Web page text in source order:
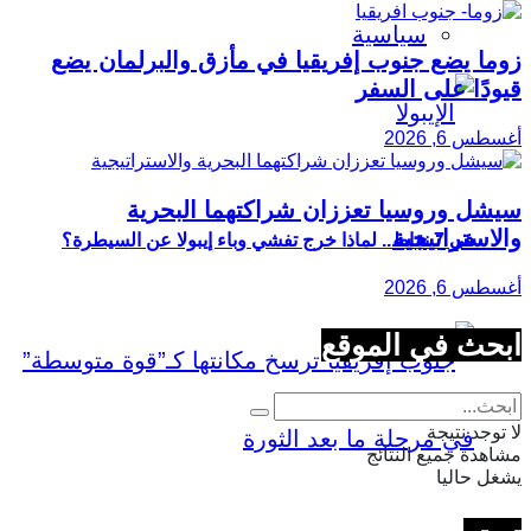
سياسية
في 7 نقاط.. لماذا خرج تفشي وباء إيبولا عن السيطرة؟
زوما يضع جنوب إفريقيا في مأزق والبرلمان يضع
قيودًا على السفر
أغسطس 6, 2026
سيشل وروسيا تعززان شراكتهما البحرية
والاستراتيجية
أغسطس 6, 2026
ابحث في الموقع
لا توجد نتيجة
مشاهدة جميع النتائج
يشغل حاليا